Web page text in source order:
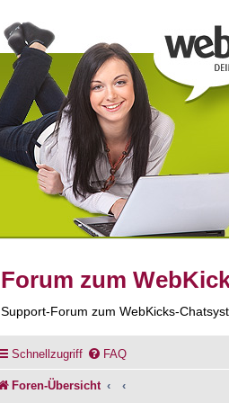
Forum zum
Support-Forum zum WebKicks-
Schnellzugriff FAQ
Foren-Übersicht